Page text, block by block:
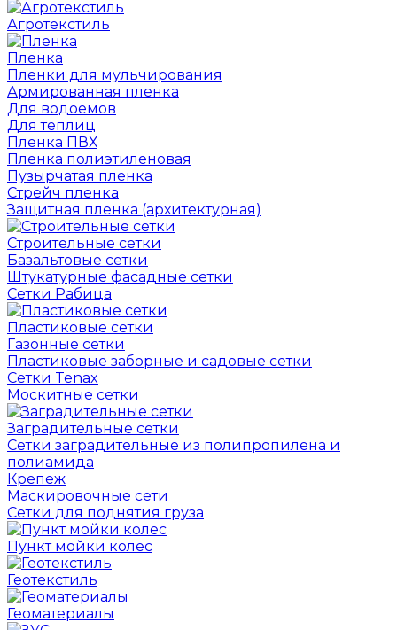
Агротекстиль
Пленка
Пленки для мульчирования
Армированная пленка
Для водоемов
Для теплиц
Пленка ПВХ
Пленка полиэтиленовая
Пузырчатая пленка
Cтрейч пленка
Защитная пленка (архитектурная)
Строительные сетки
Базальтовые сетки
Штукатурные фасадные сетки
Сетки Рабица
Пластиковые сетки
Газонные сетки
Пластиковые заборные и садовые сетки
Сетки Tenax
Москитные сетки
Заградительные сетки
Сетки заградительные из полипропилена и
полиамида
Крепеж
Маскировочные сети
Сетки для поднятия груза
Пункт мойки колес
Геотекстиль
Геоматериалы